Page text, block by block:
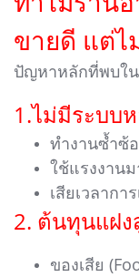
ขายดี แต่ไ
ปัญหาหลักที่พบใน
1.ไม่มีระบบ
ทำงานซ้ำซ้
ใช้แรงงาน
เสียเวลากา
2. ต้นทุนแฝง
ของเสีย